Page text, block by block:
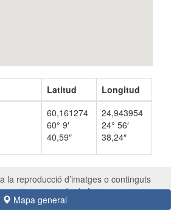
Latitud
Longitud
60,161274
60° 9′
40,59″
24,943954
24° 56′
38,24″
Mapa general
la reproducció d’imatges o continguts
exprés de l'autor